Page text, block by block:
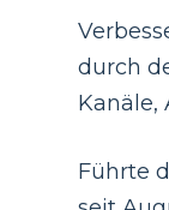
durch
Kanäle,
Führte